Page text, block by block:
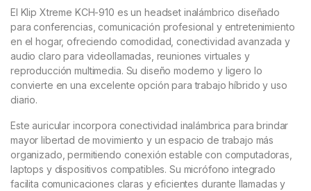
El Klip Xtreme KCH-910 es un headset inalámbrico diseñado
para conferencias, comunicación profesional y entretenimiento
en el hogar, ofreciendo comodidad, conectividad avanzada y
audio claro para videollamadas, reuniones virtuales y
reproducción multimedia. Su diseño moderno y ligero lo
convierte en una excelente opción para trabajo híbrido y uso
diario.
Este auricular incorpora conectividad inalámbrica para brindar
mayor libertad de movimiento y un espacio de trabajo más
organizado, permitiendo conexión estable con computadoras,
laptops y dispositivos compatibles. Su micrófono integrado
facilita comunicaciones claras y eficientes durante llamadas y